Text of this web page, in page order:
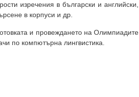
изречения в български и английски,
в корпуси и др.
и провеждането на Олимпиадите
по компютърна лингвистика.